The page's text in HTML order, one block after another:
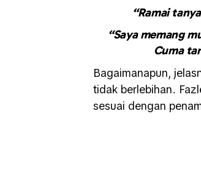
“Ramai
“Saya memang
Cuma
Bagaimanapun,
tidak berlebihan.
sesuai dengan